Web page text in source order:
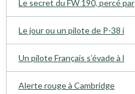
Le secret du FW 190, percé par
Le jour ou un pilote de P-38 i
Un pilote Français s’évade à l
Alerte rouge à Cambridge